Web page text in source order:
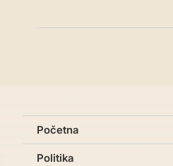
Početna
Politika